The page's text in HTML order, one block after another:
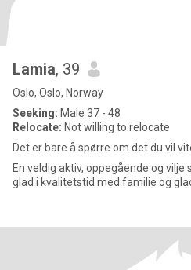
Lamia, 39
Oslo, Oslo, Norway
Seeking: Male 37 - 48
Relocate: Not willing to relocate
Det er bare å spørre om det du vil vite
En veldig aktiv, oppegående og vilje sterk kvinne. Liker å reise, er
glad i kvalitetstid med familie og